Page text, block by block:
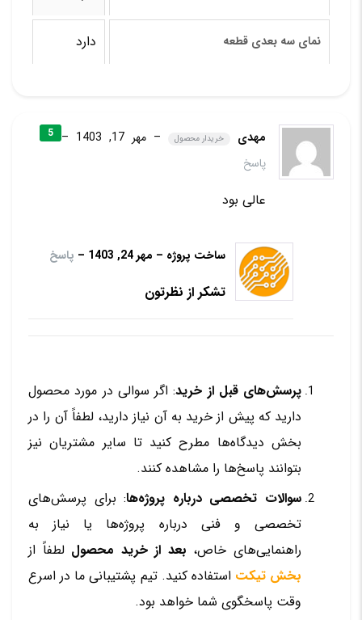
نمای سه بعدی قطعه دارد
5 مهدی خریدار محصول – مهر 17, 1403
–
پاسخ
عالی بود
ساخت پروژه – مهر 24, 1403 – پاسخ
تشکر از نظرتون
پرسش‌های قبل از خرید: اگر سوالی در مورد محصول
دارید که پیش از خرید به آن نیاز دارید، لطفاً آن را در
بخش دیدگاه‌ها مطرح کنید تا سایر مشتریان نیز
بتوانند پاسخ‌ها را مشاهده کنند.
سوالات تخصصی درباره پروژه‌ها: برای پرسش‌های
تخصصی و فنی درباره پروژه‌ها یا نیاز به
راهنمایی‌های خاص، بعد از خرید محصول لطفاً از
بخش تیکت استفاده کنید. تیم پشتیبانی ما در اسرع
وقت پاسخگوی شما خواهد بود.